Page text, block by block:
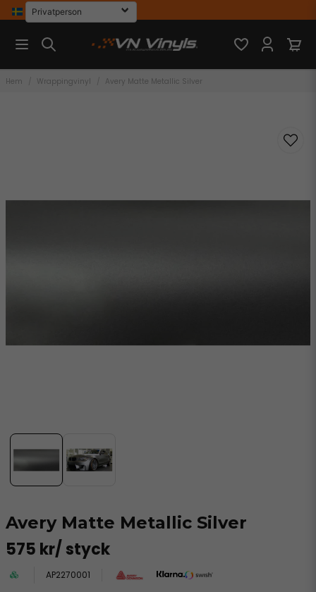
Hem Wrappingvinyl Avery Matte Metallic Silver
Avery Matte Metallic Silver
575 kr/ styck
AP2270001